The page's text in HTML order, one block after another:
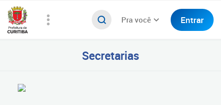
Pra você Entrar
Secretarias